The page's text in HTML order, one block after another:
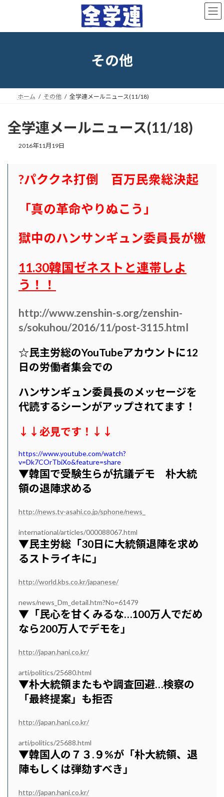
ン
ー
その他
ホーム その他 全学連メールニュース(11/18)
全学連メールニュース(11/18)
2016年11月19日
日
?パククネ打倒 百万民衆総決起
「真の革命やりぬこう」
獄中のハンサンギュン委員長が檄
11.30韓国ゼネストと連帯しよ
う！！
http://www.zenshin-s.org/zenshin-
s/sokuhou/2016/11/post-3115.html
☆民主労総のYouTubeアカウントに12
日の労働者集会での
ハンサンギュン委員長のメッセージを
代読するシーンがアップされてます！
↓↓必見です！↓↓
https://www.youtube.com/watch?
v=Dk7COrTbiXo&feature=share
▼韓国で受験生らが抗議デモ 朴大統
領の退陣求める
http://news.tv-asahi.co.jp/sphone/news_
international/articles/000088067.html
▼民主労総「30日に大統領退陣を求め
るストライキに」
http://world.kbs.co.kr/japanese/
news/news_Dm_detail.htm?No=61479
▼「民心を甘くみるな…100万人でだめ
なら200万人でデモを」
http://japan.hani.co.kr/
arti/politics/25680.html
▼朴大統領またもや調査回避…検察の
「最終提案」も拒否
http://japan.hani.co.kr/
arti/politics/25688.html
▼韓国人の７３.９%が「朴大統領、退
陣もしくは弾劾すべき」
http://japan.hani.co.kr/